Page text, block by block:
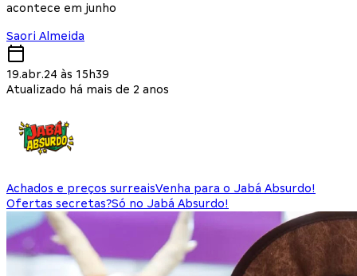
acontece em junho
Saori Almeida
19.abr.24 às 15h39
Atualizado há mais de 2 anos
Achados e preços surreaisVenha para o Jabá Absurdo!
Ofertas secretas?Só no Jabá Absurdo!